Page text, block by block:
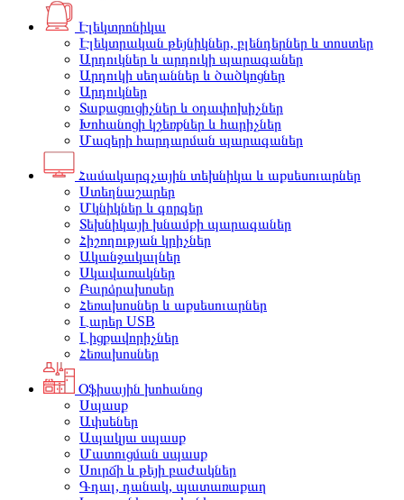
Էլեկտրոնիկա
Էլեկտրական թեյնիկներ, բլենդերներ և տոստեր
Արդուկներ և արդուկի պարագաներ
Արդուկի սեղաններ և ծածկոցներ
Արդուկներ
Տաքացուցիչներ և օդափոխիչներ
Խոհանոցի կշեռքներ և հարիչներ
Մազերի հարդարման պարագաներ
Համակարգչային տեխնիկա և աքսեսուարներ
Ստեղնաշարեր
Մկնիկներ և գորգեր
Տեխնիկայի խնամքի պարագաներ
Հիշողության կրիչներ
Ականջակալներ
Սկավառակներ
Բարձրախոսեր
Հեռախոսներ և աքսեսուարներ
Լարեր USB
Լիցքավորիչներ
Հեռախոսներ
Օֆիսային խոհանոց
Սպասք
Ափսեներ
Ապակյա սպասք
Մատուցման սպասք
Սուրճի և թեյի բաժակներ
Գդալ, դանակ, պատառաքաղ